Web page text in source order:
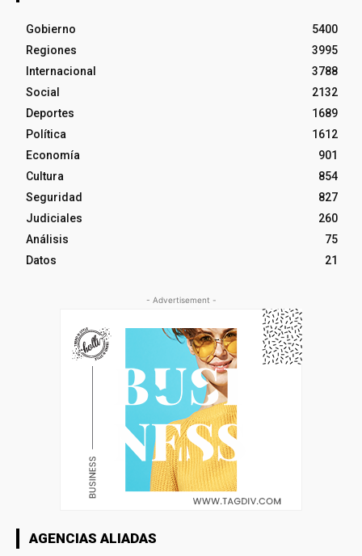
Gobierno
5400
Regiones
3995
Internacional
3788
Social
2132
Deportes
1689
Política
1612
Economía
901
Cultura
854
Seguridad
827
Judiciales
260
Análisis
75
Datos
21
- Advertisement -
AGENCIAS ALIADAS